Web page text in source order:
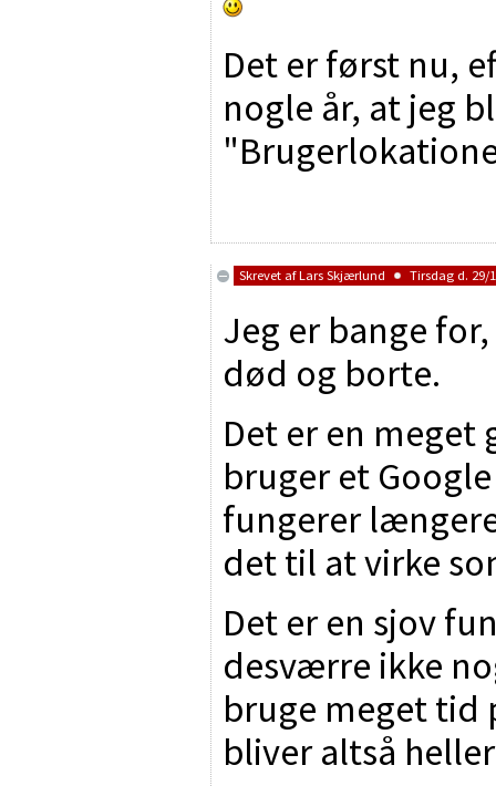
Det er først nu,
nogle år, at jeg
Skrevet afLars Skjærlund Tirsdag d. 29/
Jeg er bange
død og borte.
Det er en meget
bruger et
fungerer
det til at virke
Det er en sjov
desværre ikke
bruge meget tid
bliver altså